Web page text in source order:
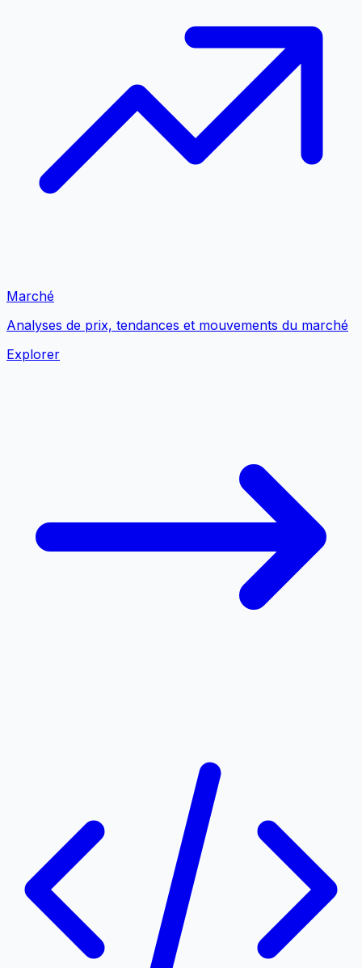
Marché
Analyses de prix, tendances et mouvements du marché
Explorer